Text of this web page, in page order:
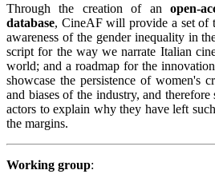
Through the creation of anopen-
database, CineAF will provide a set of
awareness of the gender inequality in
script for the way we narrate Italian
world; and a roadmap for the
showcase the persistence of women's
and biases of the industry, and
actors to explain why they have left
the margins.
Working group: